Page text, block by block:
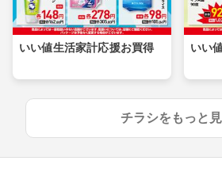
いい値生活家計応援お買得 いい
チラシをもっと